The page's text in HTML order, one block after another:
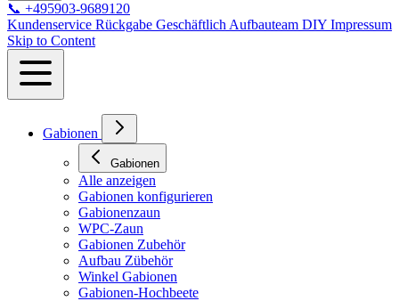
📞 +495903-9689120
Kundenservice Rückgabe Geschäftlich Aufbauteam DIY Impressum
Skip to Content
Gabionen
Gabionen
Alle anzeigen
Gabionen konfigurieren
Gabionenzaun
WPC-Zaun
Gabionen Zubehör
Aufbau Zübehör
Winkel Gabionen
Gabionen-Hochbeete